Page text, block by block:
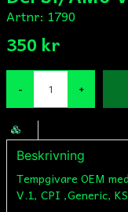
Artnr: 1790
350 kr
- +
Beskrivning
Tempgivare OEM
V.1, CPI ,Generic,